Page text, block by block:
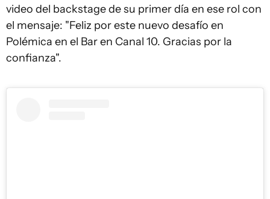
video del backstage de su primer día en ese rol con
el mensaje: "Feliz por este nuevo desafío en
Polémica en el Bar en Canal 10. Gracias por la
confianza".